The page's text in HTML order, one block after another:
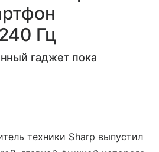
Гц
гаджет пока
техники Sharp выпустил